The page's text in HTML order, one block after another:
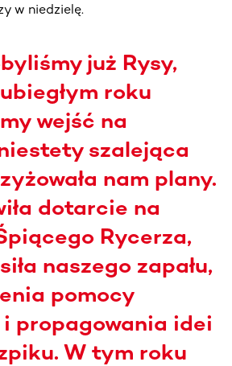
w niedzielę.
już Rysy,
roku
wejść na
szalejąca
nam plany.
dotarcie na
Rycerza,
naszego zapału,
pomocy
propagowania idei
W tym roku